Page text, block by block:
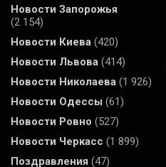
Новости Запорожья
(2 154)
Новости Киева (420)
Новости Львова (414)
Новости Николаева (1 926)
Новости Одессы (61)
Новости Ровно (527)
Новости Черкасс (1 899)
Поздравления (47)